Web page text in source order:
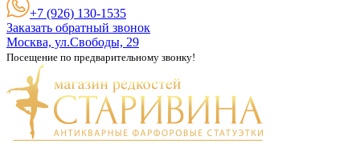
+7 (926) 130-1535
Заказать обратный звонок
Москва, ул.Свободы, 29
Посещение по предварительному звонку!